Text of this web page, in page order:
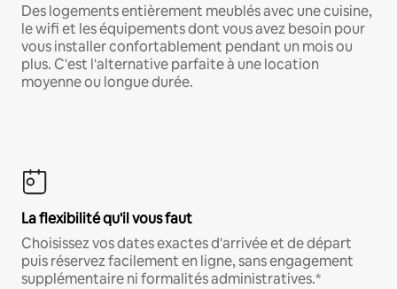
Des logements entièrement meublés avec une cuisine,
le wifi et les équipements dont vous avez besoin pour
vous installer confortablement pendant un mois ou
plus. C'est l'alternative parfaite à une location
moyenne ou longue durée.
La flexibilité qu'il vous faut
Choisissez vos dates exactes d'arrivée et de départ
puis réservez facilement en ligne, sans engagement
supplémentaire ni formalités administratives.*